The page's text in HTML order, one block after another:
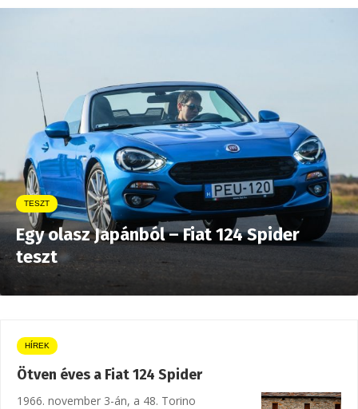
TESZT
Egy olasz Japánból – Fiat 124 Spider
teszt
HÍREK
Ötven éves a Fiat 124 Spider
1966. november 3-án, a 48. Torino